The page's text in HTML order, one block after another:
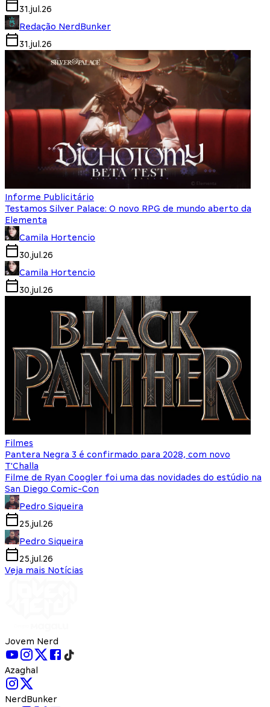
31.jul.26
Redação NerdBunker
31.jul.26
Informe Publicitário
Testamos Silver Palace: O novo RPG de mundo aberto da
Elementa
Camila Hortencio
30.jul.26
Camila Hortencio
30.jul.26
Filmes
Pantera Negra 3 é confirmado para 2028, com novo
T'Challa
Filme de Ryan Coogler foi uma das novidades do estúdio na
San Diego Comic-Con
Pedro Siqueira
25.jul.26
Pedro Siqueira
25.jul.26
Veja mais Notícias
Jovem Nerd
Azaghal
NerdBunker